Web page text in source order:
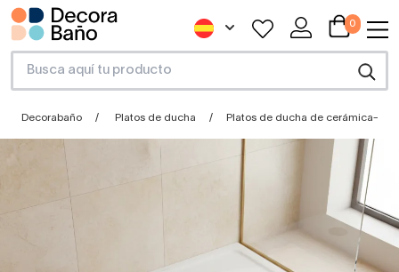
0
Decorabaño Platos de ducha Platos de ducha de